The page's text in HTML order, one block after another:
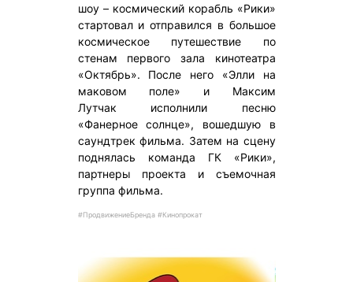
шоу – космический корабль «Рики»
стартовал и отправился в большое
космическое путешествие по
стенам первого зала кинотеатра
«Октябрь». После него «Элли на
маковом поле» и Максим
Лутчак исполнили песню
«Фанерное солнце», вошедшую в
саундтрек фильма. Затем на сцену
поднялась команда ГК «Рики»,
партнеры проекта и съемочная
группа фильма.
#ПродвижениеБренда #Кинопрокат